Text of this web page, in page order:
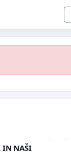
IN NAŠI